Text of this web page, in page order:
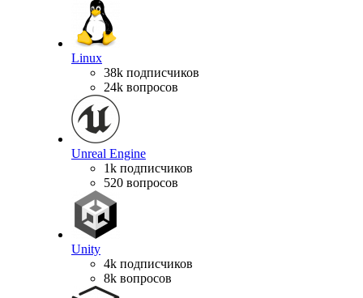
Linux
38k подписчиков
24k вопросов
Unreal Engine
1k подписчиков
520 вопросов
Unity
4k подписчиков
8k вопросов